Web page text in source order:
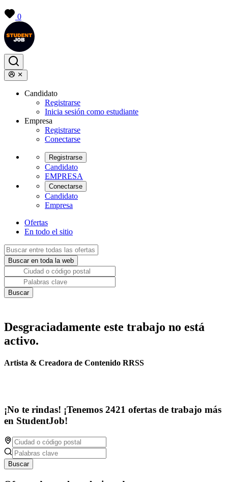
0
Candidato
Registrarse
Inicia sesión como estudiante
Empresa
Registrarse
Conectarse
Registrarse
Candidato
EMPRESA
Conectarse
Candidato
Empresa
Ofertas
En todo el sitio
Desgraciadamente este trabajo no está
activo.
Artista & Creadora de Contenido RRSS
¡No te rindas! ¡Tenemos 2421 ofertas de trabajo más
en StudentJob!
Buscar